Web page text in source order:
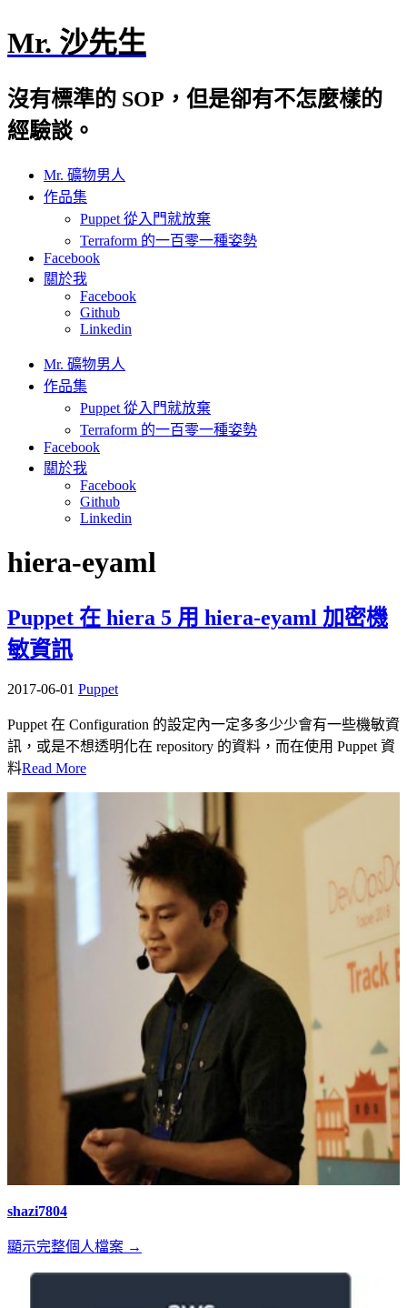
Mr. 沙先生
沒有標準的 SOP，但是卻有不怎麼樣的
經驗談。
Mr. 礦物男人
作品集
Puppet 從入門就放棄
Terraform 的一百零一種姿勢
Facebook
關於我
Facebook
Github
Linkedin
Mr. 礦物男人
作品集
Puppet 從入門就放棄
Terraform 的一百零一種姿勢
Facebook
關於我
Facebook
Github
Linkedin
hiera-eyaml
Puppet 在 hiera 5 用 hiera-eyaml 加密機
敏資訊
2017-06-01 Puppet
Puppet 在 Configuration 的設定內一定多多少少會有一些機敏資
訊，或是不想透明化在 repository 的資料，而在使用 Puppet 資
料Read More
shazi7804
顯示完整個人檔案 →